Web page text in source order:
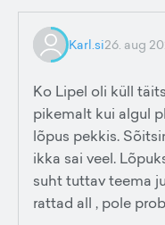
Karl.si26. aug
Ko Lipel oli küll
pikemalt kui algul
lõpus pekkis.
ikka sai veel.
suht tuttav teema
rattad all , pole